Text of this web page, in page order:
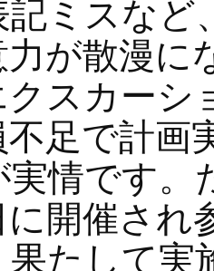
記ミスなど
力が散漫に
クスカー
不足で計画
実情です。
に開催され
果たして